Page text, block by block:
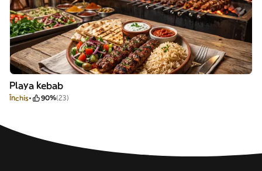
Playa kebab
Închis 90%(23)